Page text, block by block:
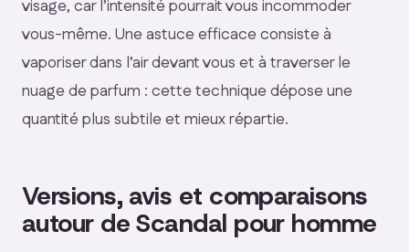
visage, car l’intensité pourrait vous incommoder
vous-même. Une astuce efficace consiste à
vaporiser dans l’air devant vous et à traverser le
nuage de parfum : cette technique dépose une
quantité plus subtile et mieux répartie.
Versions, avis et comparaisons
autour de Scandal pour homme